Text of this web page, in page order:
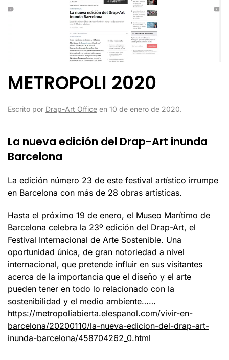
METROPOLI 2020
Escrito por Drap-Art Office en 10 de enero de 2020.
La nueva edición del Drap-Art inunda
Barcelona
La edición número 23 de este festival artístico irrumpe
en Barcelona con más de 28 obras artísticas.
Hasta el próximo 19 de enero, el Museo Marítimo de
Barcelona celebra la 23º edición del Drap-Art, el
Festival Internacional de Arte Sostenible. Una
oportunidad única, de gran notoriedad a nivel
internacional, que pretende influir en sus visitantes
acerca de la importancia que el diseño y el arte
pueden tener en todo lo relacionado con la
sostenibilidad y el medio ambiente……
https://metropoliabierta.elespanol.com/vivir-en-
barcelona/20200110/la-nueva-edicion-del-drap-art-
inunda-barcelona/458704262_0.html